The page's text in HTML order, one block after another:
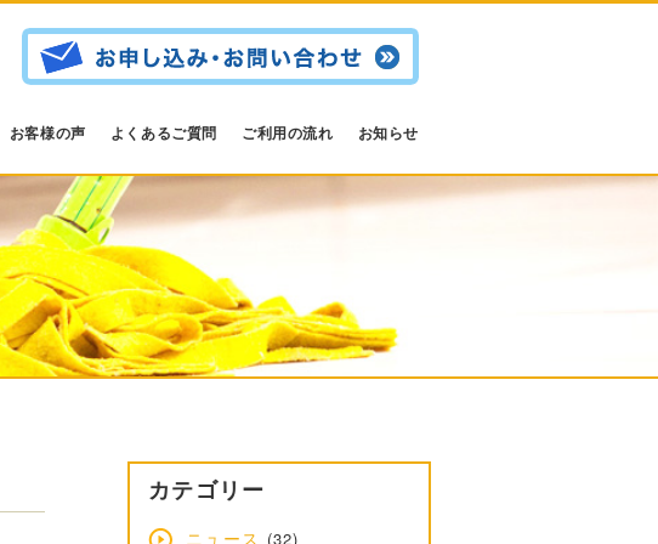
お客様の声 よくあるご質問 ご利用の流れ お知らせ
カテゴリー
ニュース (32)